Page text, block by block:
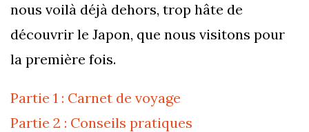
nous voilà déjà dehors, trop hâte de
découvrir le Japon, que nous visitons pour
la première fois.
Partie 1 : Carnet de voyage
Partie 2 : Conseils pratiques